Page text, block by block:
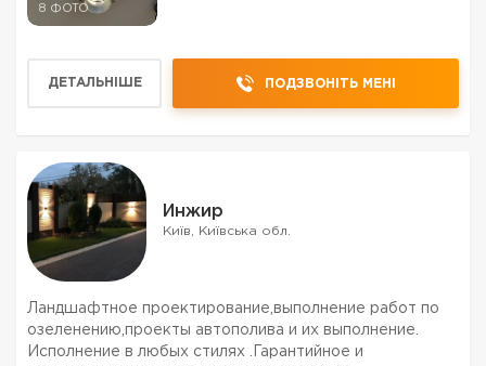
8 ФОТО
ДЕТАЛЬНІШЕ ПОДЗВОНІТЬ МЕНІ
Инжир
Київ, Київська обл.
Ландшафтное проектирование,выполнение работ по
озеленению,проекты автополива и их выполнение.
Исполнение в любых стилях .Гарантийное и